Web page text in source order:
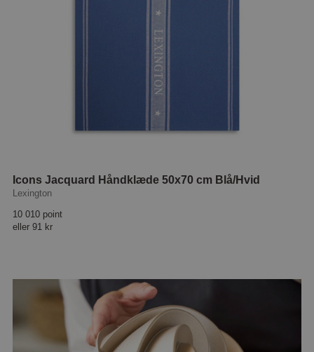
Icons Jacquard Håndklæde 50x70 cm Blå/Hvid
Lexington
10 010 point
eller 91 kr